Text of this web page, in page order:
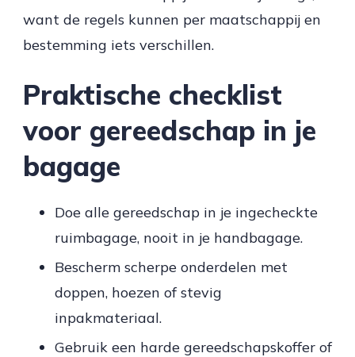
want de regels kunnen per maatschappij en
bestemming iets verschillen.
Praktische checklist
voor gereedschap in je
bagage
Doe alle gereedschap in je ingecheckte
ruimbagage, nooit in je handbagage.
Bescherm scherpe onderdelen met
doppen, hoezen of stevig
inpakmateriaal.
Gebruik een harde gereedschapskoffer of